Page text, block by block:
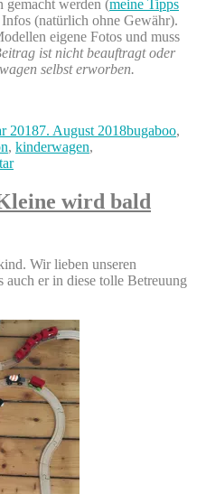
gemacht werden (meine Tipps
(natürlich ohne Gewähr).
eigene Fotos und muss
ist nicht beauftragt oder
selbst erworben.
20187. August 2018Kategorien
bugaboo,
, kinderwagen,
zu
zwischen
Bugaboo
Bugaboo
Cameleon
Cameleon2
vs.
Bugaboo
Cameleon3
wird bald
Wir lieben unseren
auch er in diese tolle Betreuung